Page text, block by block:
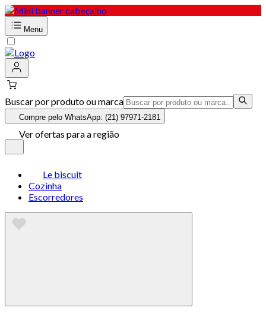
Menu
Buscar por produto ou marca
Compre pelo WhatsApp: (21) 97971-2181
Ver ofertas para a região
Le biscuit
Cozinha
Escorredores